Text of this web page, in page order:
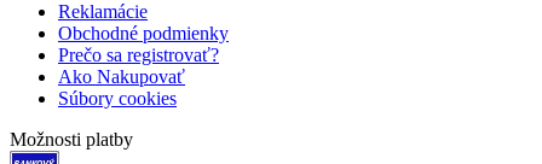
Reklamácie
Obchodné podmienky
Prečo sa registrovať?
Ako Nakupovať
Súbory cookies
Možnosti platby